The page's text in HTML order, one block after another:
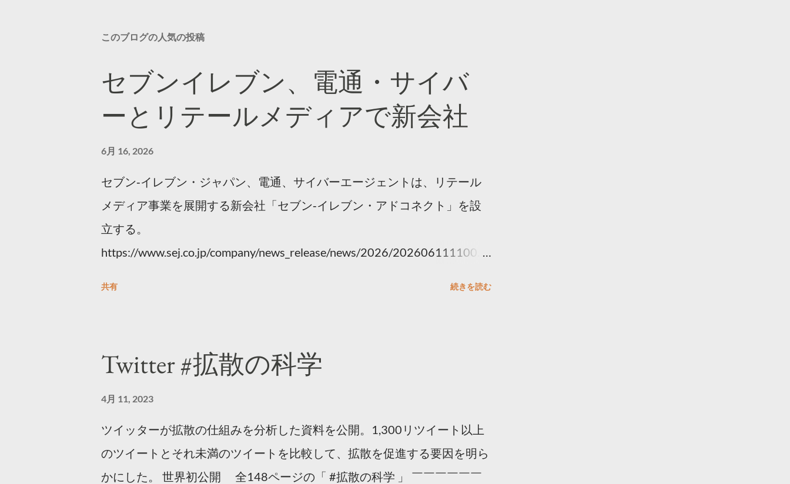
このブログの人気の投稿
セブンイレブン、電通・サイバ
ーとリテールメディアで新会社
6月 16, 2026
セブン‐イレブン・ジャパン、電通、サイバーエージェントは、リテール
メディア事業を展開する新会社「セブン‐イレブン・アドコネクト」を設
立する。
https://www.sej.co.jp/company/news_release/news/2026/202606111100.ht
共有 続きを読む
Twitter #拡散の科学
4月 11, 2023
ツイッターが拡散の仕組みを分析した資料を公開。1,300リツイート以上
のツイートとそれ未満のツイートを比較して、拡散を促進する要因を明ら
かにした。 世界初公開 全148ページの「 #拡散の科学 」 ￣￣￣￣￣￣